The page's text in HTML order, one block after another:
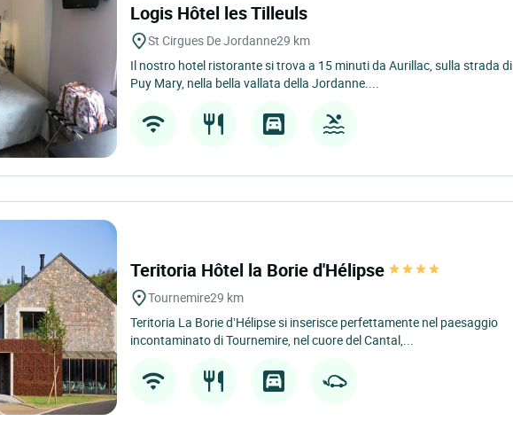
Logis Hôtel les Tilleuls
St Cirgues De Jordanne29 km
Il nostro hotel ristorante si trova a 15 minuti da Aurillac, sulla strada di
Puy Mary, nella bella vallata della Jordanne....
Teritoria Hôtel la Borie d'Hélipse
Tournemire29 km
Teritoria La Borie d’Hélipse si inserisce perfettamente nel paesaggio
incontaminato di Tournemire, nel cuore del Cantal,...